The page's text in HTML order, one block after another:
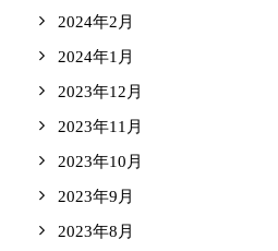
2024年2月
2024年1月
2023年12月
2023年11月
2023年10月
2023年9月
2023年8月